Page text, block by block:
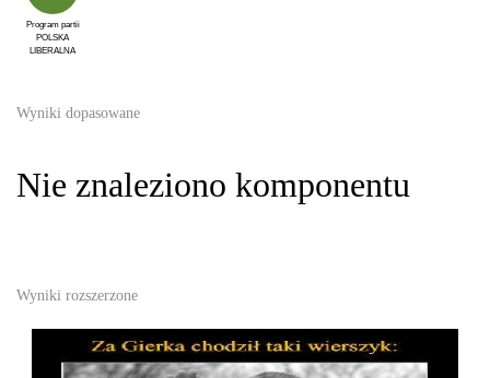
Program partii
POLSKA
LIBERALNA
Wyniki dopasowane
Nie znaleziono komponentu
Wyniki rozszerzone